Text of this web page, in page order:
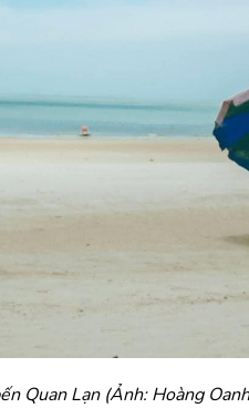
Quan Lạn (Ảnh: Hoàng